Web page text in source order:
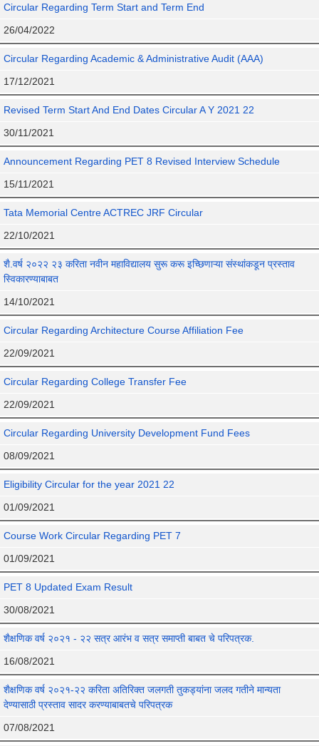
Circular Regarding Term Start and Term End
26/04/2022
Circular Regarding Academic & Administrative Audit (AAA)
17/12/2021
Revised Term Start And End Dates Circular A Y 2021 22
30/11/2021
Announcement Regarding PET 8 Revised Interview Schedule
15/11/2021
Tata Memorial Centre ACTREC JRF Circular
22/10/2021
शै.वर्ष २०२२ २३ करिता नवीन महाविद्यालय सुरू करू इच्छिणाऱ्या संस्थांकडून प्रस्ताव
स्विकारण्याबाबत
14/10/2021
Circular Regarding Architecture Course Affiliation Fee
22/09/2021
Circular Regarding College Transfer Fee
22/09/2021
Circular Regarding University Development Fund Fees
08/09/2021
Eligibility Circular for the year 2021 22
01/09/2021
Course Work Circular Regarding PET 7
01/09/2021
PET 8 Updated Exam Result
30/08/2021
शैक्षणिक वर्ष २०२१ - २२ सत्र आरंभ व सत्र समाप्ती बाबत चे परिपत्रक.
16/08/2021
शैक्षणिक वर्ष २०२१-२२ करिता अतिरिक्त जलगती तुकड्यांना जलद गतीने मान्यता
देण्यासाठी प्रस्ताव सादर करण्याबाबतचे परिपत्रक
07/08/2021